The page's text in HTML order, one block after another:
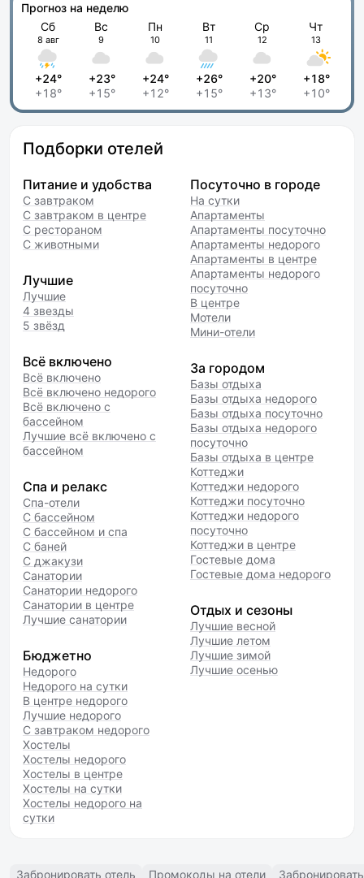
Прогноз на неделю
Сб
8 авг
+24°
+18°
Вс
9
+23°
+15°
Пн
10
+24°
+12°
Вт
11
+26°
+15°
Ср
12
+20°
+13°
Чт
13
+18°
+10°
Подборки отелей
Питание и удобства
С завтраком
С завтраком в центре
С рестораном
С животными
Лучшие
Лучшие
4 звезды
5 звёзд
Всё включено
Всё включено
Всё включено недорого
Всё включено с
бассейном
Лучшие всё включено с
бассейном
Спа и релакс
Спа-отели
С бассейном
С бассейном и спа
С баней
С джакузи
Санатории
Санатории недорого
Санатории в центре
Лучшие санатории
Бюджетно
Недорого
Недорого на сутки
В центре недорого
Лучшие недорого
С завтраком недорого
Хостелы
Хостелы недорого
Хостелы в центре
Хостелы на сутки
Хостелы недорого на
сутки
Посуточно в городе
На сутки
Апартаменты
Апартаменты посуточно
Апартаменты недорого
Апартаменты в центре
Апартаменты недорого
посуточно
В центре
Мотели
Мини-отели
За городом
Базы отдыха
Базы отдыха недорого
Базы отдыха посуточно
Базы отдыха недорого
посуточно
Базы отдыха в центре
Коттеджи
Коттеджи недорого
Коттеджи посуточно
Коттеджи недорого
посуточно
Коттеджи в центре
Гостевые дома
Гостевые дома недорого
Отдых и сезоны
Лучшие весной
Лучшие летом
Лучшие зимой
Лучшие осенью
Забронировать отель Промокоды на отели